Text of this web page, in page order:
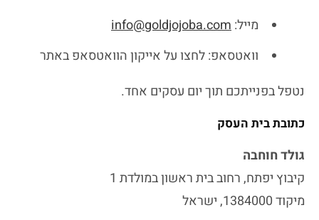
מייל:info@goldjojoba.com
וואטסאפ: לחצו על אייקון הוואטסאפ באתר
נטפל בפנייתכם תוך יום עסקים אחד.
כתובת בית העסק
גולד חוחבה
קיבוץ יפתח, רחוב בית ראשון במולדת 1
מיקוד 1384000, ישראל